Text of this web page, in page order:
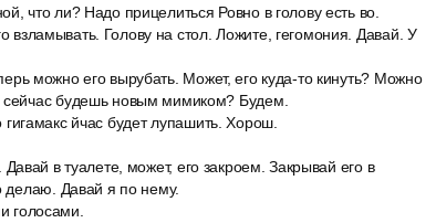
что ли? Надо прицелиться Ровно в голову есть во.
Голову на стол. Ложите, гегомония. Давай. У
можно его вырубать. Может, его куда-то кинуть? Можно
сейчас будешь новым мимиком? Будем.
йчас будет лупашить. Хорош.
в туалете, может, его закроем. Закрывай его в
делаю. Давай я по нему.
голосами.